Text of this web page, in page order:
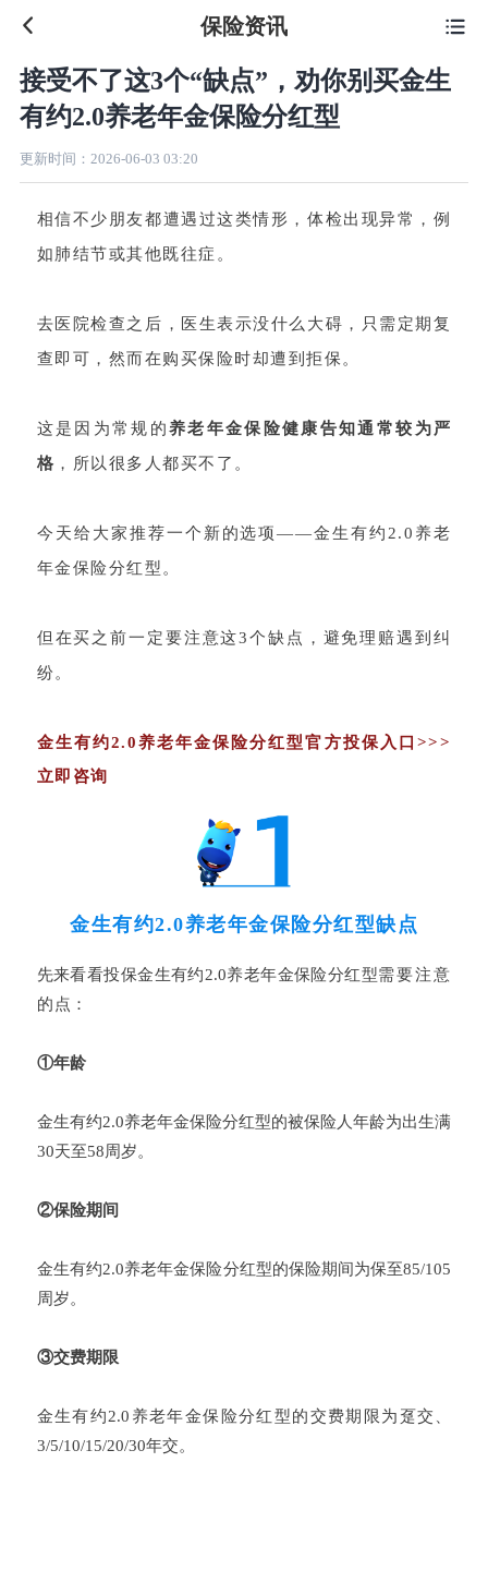
 保险资讯
接受不了这3个“缺点”，劝你别买金生
有约2.0养老年金保险分红型
更新时间： 2026-06-03 03:20
相信不少朋友都遭遇过这类情形，体检出现异常，例
如肺结节或其他既往症。
去医院检查之后，医生表示没什么大碍，只需定期复
查即可，然而在购买保险时却遭到拒保。
这是因为常规的养老年金保险健康告知通常较为严
格 ，所以很多人都买不了。
今天给大家推荐一个新的选项——金生有约2.0养老
年金保险分红型。
但在买之前一定要注意这3个缺点，避免理赔遇到纠
纷。
金生有约2.0养老年金保险分红型官方投保入口>>>
立即咨询
金生有约2.0养老年金保险分红型缺点
先来看看投保金生有约2.0养老年金保险分红型需要注意
的 点：
①年龄
金生有约2.0养老年金保险分红型的被保险人年龄为出生满
30天至58周岁。
②保险期间
金生有约2.0养老年金保险分红型的保险期间为保至85/105
周岁。
③交费期限
金生有约2.0养老年金保险分红型的交费期限为趸交、
3/5/10/15/20/30年交。